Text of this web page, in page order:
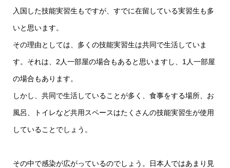
入国した技能実習生もですが、すでに在留している実習生も多
いと思います。
その理由としては、多くの技能実習生は共同で生活していま
す。それは、2人一部屋の場合もあると思いますし、1人一部屋
の場合もあります。
しかし、共同で生活していることが多く、食事をする場所、お
風呂、トイレなど共用スペースはたくさんの技能実習生が使用
していることでしょう。
その中で感染が広がっているのでしょう。日本人ではあまり見